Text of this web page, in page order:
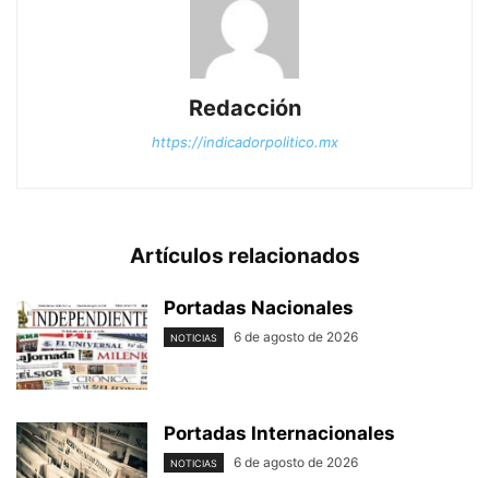
Redacción
https://indicadorpolitico.mx
Artículos relacionados
Portadas Nacionales
NOTICIAS 6 de agosto de 2026
Portadas Internacionales
NOTICIAS 6 de agosto de 2026